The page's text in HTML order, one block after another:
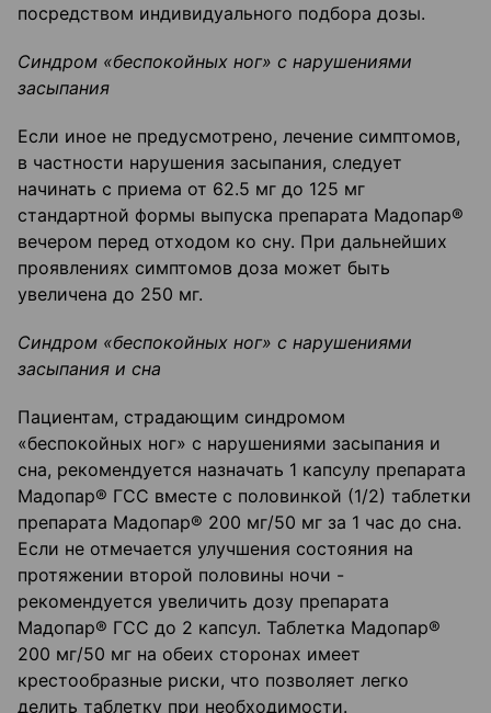
посредством индивидуального подбора дозы.
Синдром «беспокойных ног» с нарушениями
засыпания
Если иное не предусмотрено, лечение симптомов,
в частности нарушения засыпания, следует
начинать с приема от 62.5 мг до 125 мг
стандартной формы выпуска препарата Мадопар®
вечером перед отходом ко сну. При дальнейших
проявлениях симптомов доза может быть
увеличена до 250 мг.
Синдром «беспокойных ног» с нарушениями
засыпания и сна
Пациентам, страдающим синдромом
«беспокойных ног» с нарушениями засыпания и
сна, рекомендуется назначать 1 капсулу препарата
Мадопар® ГСС вместе с половинкой (1/2) таблетки
препарата Мадопар® 200 мг/50 мг за 1 час до сна.
Если не отмечается улучшения состояния на
протяжении второй половины ночи -
рекомендуется увеличить дозу препарата
Мадопар® ГСС до 2 капсул. Таблетка Мадопар®
200 мг/50 мг на обеих сторонах имеет
крестообразные риски, что позволяет легко
делить таблетку при необходимости.